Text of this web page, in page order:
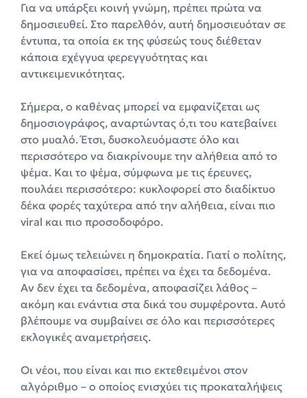
Για να υπάρξει κοινή γνώμη, πρέπει πρώτα να
δημοσιευθεί. Στο παρελθόν, αυτή δημοσιευόταν σε
έντυπα, τα οποία εκ της φύσεώς τους διέθεταν
κάποια εχέγγυα φερεγγυότητας και
αντικειμενικότητας.
Σήμερα, ο καθένας μπορεί να εμφανίζεται ως
δημοσιογράφος, αναρτώντας ό,τι του κατεβαίνει
στο μυαλό. Έτσι, δυσκολευόμαστε όλο και
περισσότερο να διακρίνουμε την αλήθεια από το
ψέμα. Και το ψέμα, σύμφωνα με τις έρευνες,
πουλάει περισσότερο: κυκλοφορεί στο διαδίκτυο
δέκα φορές ταχύτερα από την αλήθεια, είναι πιο
viral και πιο προσοδοφόρο.
Εκεί όμως τελειώνει η δημοκρατία. Γιατί ο πολίτης,
για να αποφασίσει, πρέπει να έχει τα δεδομένα.
Αν δεν έχει τα δεδομένα, αποφασίζει λάθος –
ακόμη και ενάντια στα δικά του συμφέροντα. Αυτό
βλέπουμε να συμβαίνει σε όλο και περισσότερες
εκλογικές αναμετρήσεις.
Οι νέοι, που είναι και πιο εκτεθειμένοι στον
αλγόριθμο – ο οποίος ενισχύει τις προκαταλήψεις